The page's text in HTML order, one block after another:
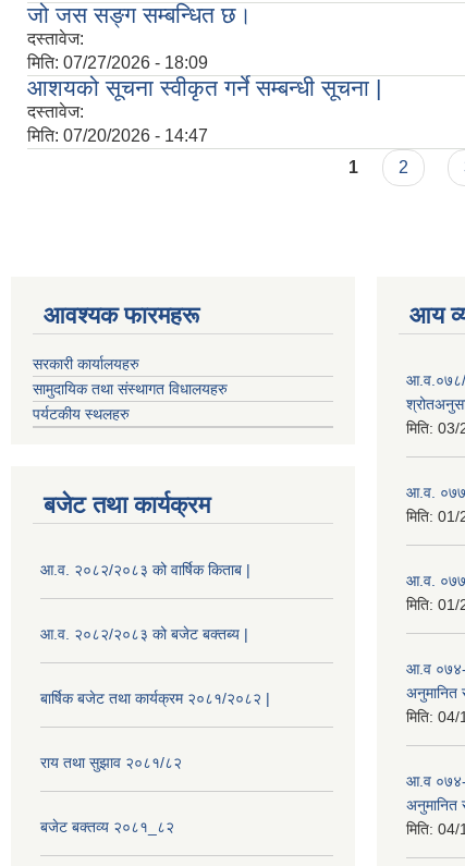
जो जस सङ्ग सम्बन्धित छ।
दस्तावेज:
मिति: 07/27/2026 - 18:09
आशयको सूचना स्वीकृत गर्ने सम्बन्धी सूचना |
दस्तावेज:
मिति: 07/20/2026 - 14:47
1 2
आवश्यक फारमहरू
सरकारी कार्यालयहरु
सामुदायिक तथा संस्थागत विधालयहरु
पर्यटकीय स्थलहरु
बजेट तथा कार्यक्रम
आ.व. २०८२/२०८३ को वार्षिक किताब |
आ.व. २०८२/२०८३ को बजेट बक्तब्य |
बार्षिक बजेट तथा कार्यक्रम २०८१/२०८२ |
राय तथा सुझाव २०८१/८२
बजेट बक्तव्य २०८१_८२
आय
आ.व.०७८/
मिति: 03/
आ.व.
मिति: 01/
आ.व.
मिति: 01/
आ.व
अनुमानित
मिति: 04/
आ.व
अनुमानित
मिति: 04/